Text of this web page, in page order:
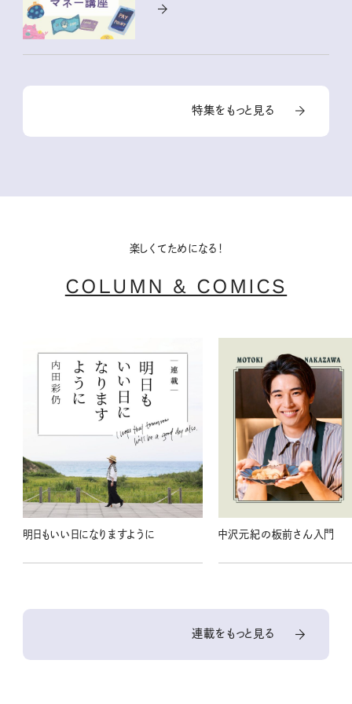
特集をもっと見る
楽しくてためになる！
COLUMN & COMICS
明日もいい日になりますように 中沢元紀の板前さん入門
連載をもっと見る